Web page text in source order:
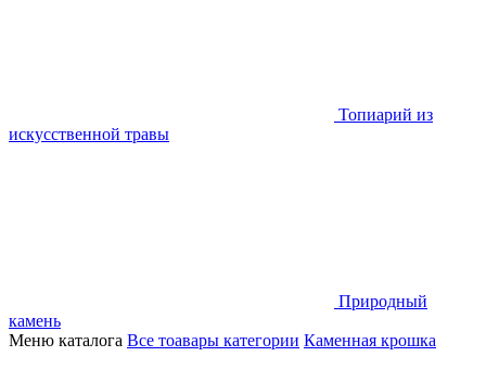
Топиарий из
искусственной травы
Природный
камень
Меню каталога Все тоавары категории Каменная крошка